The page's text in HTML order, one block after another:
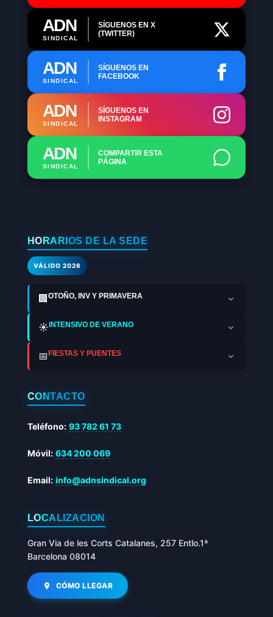
ADN
SINDICAL
SÍGUENOS EN X
(TWITTER)
ADN
SINDICAL
SÍGUENOS EN
FACEBOOK
ADN
SINDICAL
SÍGUENOS EN
INSTAGRAM
ADN
SINDICAL
COMPARTIR ESTA
PÁGINA
HORARIOS DE LA SEDE
VÁLIDO 2026
🏢 OTOÑO, INV Y PRIMAVERA
☀️INTENSIVO DE VERANO
📅FIESTAS Y PUENTES
CONTACTO
Teléfono: 93 782 61 73
Móvil: 634 200 069
Email: info@adnsindical.org
LOCALIZACIÓN
Gran Via de les Corts Catalanes, 257 Entlo.1ª
Barcelona 08014
CÓMO LLEGAR